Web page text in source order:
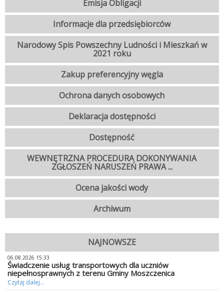
Emisja Obligacji
Informacje dla przedsiębiorców
Narodowy Spis Powszechny Ludności i Mieszkań w
2021 roku
Zakup preferencyjny węgla
Ochrona danych osobowych
Deklaracja dostępności
Dostępność
WEWNĘTRZNA PROCEDURA DOKONYWANIA
ZGŁOSZEŃ NARUSZEŃ PRAWA ...
Ocena jakości wody
Archiwum
NAJNOWSZE
06.08.2026 15:33
Świadczenie usług transportowych dla uczniów
niepełnosprawnych z terenu Gminy Moszczenica
Czytaj dalej...